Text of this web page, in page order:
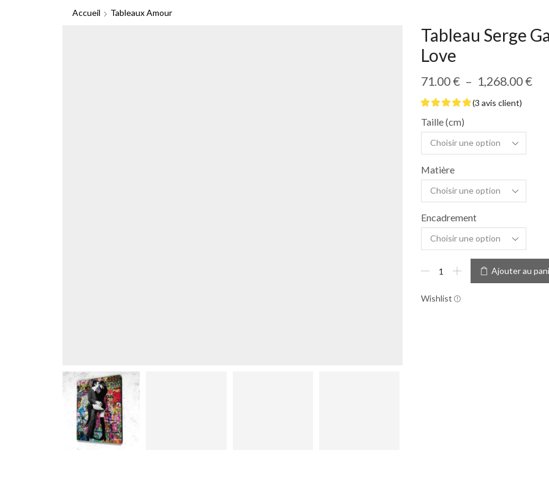
Accueil Tableaux Amour
Tableau Serge
Love
71.00€ – 1,268.00€
(3 avis client)
Taille (cm)
Matière
Encadrement
Ajouter au
Wishlist